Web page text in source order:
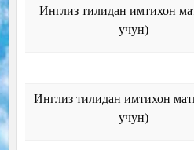
Инглиз тилидан имтихон
учун)
Инглиз тилидан имтихон
учун)